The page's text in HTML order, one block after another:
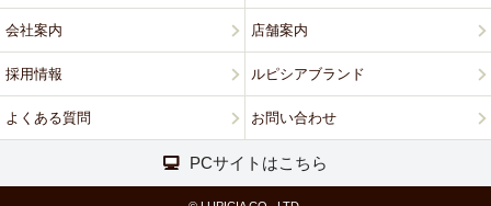
会社案内 店舗案内
採用情報 ルピシアブランド
よくある質問 お問い合わせ
PCサイトはこちら